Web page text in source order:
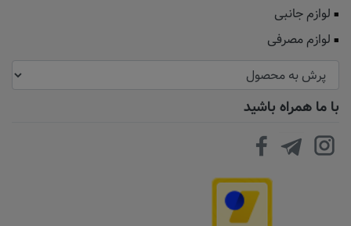
لوازم جانبی
لوازم مصرفی
با ما همراه باشید